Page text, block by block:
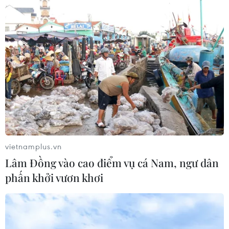
Phó Tổng Biên tập: NGUYỄN THỊ TÁM, KHÚC THANH
THỦY
Sở hữu trí tuệ
Quy định sử dụng
RSS
Hỗ trợ
Ngôn ngữ
TTXVN
Dịch vụ tin
Quảng cáo
Liên hệ
Giấy phép số: 1374/GP-BTTTT do Bộ Thông tin và Truyền thông
cấp ngày 11/9/2008.
Quảng cáo: Phó TBT Nguyễn Thị Tám: 093.5958688, Email:
tamvna@gmail.com
vietnamplus.vn
Lâm Đồng vào cao điểm vụ cá Nam, ngư dân
phấn khởi vươn khơi